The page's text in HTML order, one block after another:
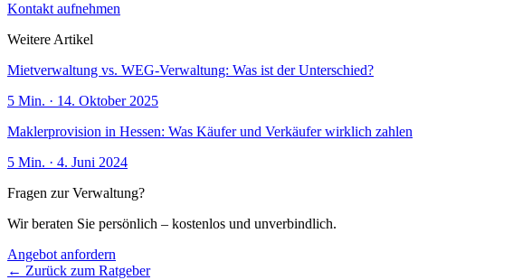
Kontakt aufnehmen
Weitere Artikel
Mietverwaltung vs. WEG-Verwaltung: Was ist der Unterschied?
5 Min. · 14. Oktober 2025
Maklerprovision in Hessen: Was Käufer und Verkäufer wirklich zahlen
5 Min. · 4. Juni 2024
Fragen zur Verwaltung?
Wir beraten Sie persönlich – kostenlos und unverbindlich.
Angebot anfordern
← Zurück zum Ratgeber